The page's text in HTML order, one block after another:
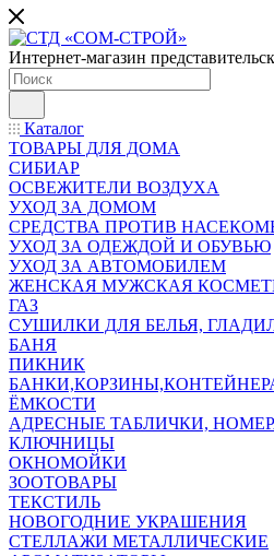
Интернет-магазин
Каталог
ТОВАРЫ ДЛЯ ДОМА
СИБИАР
ОСВЕЖИТЕЛИ ВОЗДУХА
УХОД ЗА ДОМОМ
СРЕДСТВА ПРОТИВ
УХОД ЗА ОДЕЖДОЙ И ОБУВЬЮ
УХОД ЗА АВТОМОБИЛЕМ
ЖЕНСКАЯ МУЖСКАЯ
ГАЗ
СУШИЛКИ ДЛЯ БЕЛЬЯ,
БАНЯ
ПИКНИК
ЁМКОСТИ
АДРЕСНЫЕ ТАБЛИЧКИ,
КЛЮЧНИЦЫ
ОКНОМОЙКИ
ЗООТОВАРЫ
ТЕКСТИЛЬ
НОВОГОДНИЕ УКРАШЕНИЯ
СТЕЛЛАЖИ МЕТАЛЛИЧЕСКИЕ